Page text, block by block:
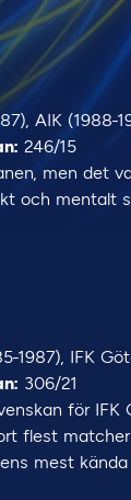
AIK (1988-
246/15
men det
och mentalt
1987), IFK
306/21
för
flest
mest kända